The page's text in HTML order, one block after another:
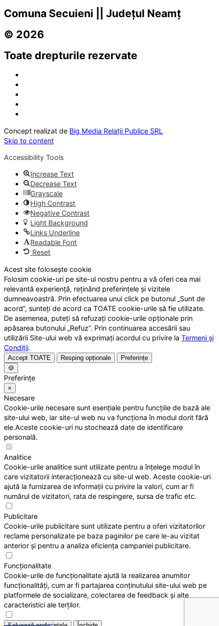
Comuna Secuieni || Județul Neamț
© 2026
Toate drepturile rezervate
Concept realizat de Big Media Relații Publice SRL
Skip to content
Accessibility Tools
Increase Text
Decrease Text
Grayscale
High Contrast
Negative Contrast
Light Background
Links Underline
Readable Font
Reset
Acest site folosește cookie
Folosim cookie-uri pe site-ul nostru pentru a vă oferi cea mai
relevantă experiență, reținând preferințele și vizitele
dumneavoastră. Prin efectuarea unui click pe butonul „Sunt de
acord”, sunteți de acord ca TOATE cookie-urile să fie utilizate.
De asemenea, puteți să refuzați cookie-urile opționale prin
apăsarea butonului „Refuz”. Prin continuarea accesării sau
utilizării Site-ului web vă exprimați acordul cu privire la Termeni și
Condiții.
Accept TOATE Resping opționale
Preferințe
🍪
Preferințe
×
Necesare
Cookie-urile necesare sunt esențiale pentru funcțiile de bază ale
site-ului web, iar site-ul web nu va funcționa în modul dorit fără
ele.Aceste cookie-uri nu stochează date de identificare
personală.
Analitice
Cookie-urile analitice sunt utilizate pentru a înțelege modul în
care vizitatorii interacționează cu site-ul web. Aceste cookie-uri
ajută la furnizarea de informații cu privire la valori, cum ar fi
numărul de vizitatori, rata de respingere, sursa de trafic etc.
Publicitare
Cookie-urile publicitare sunt utilizate pentru a oferi vizitatorilor
reclame personalizate pe baza paginilor pe care le-au vizitat
anterior și pentru a analiza eficiența campaniei publicitare.
Funcționalitate
Cookie-urile de funcționalitate ajută la realizarea anumitor
funcționalități, cum ar fi partajarea conținutului site-ului web pe
platformele de socializare, colectarea de feedback și alte
caracteristici ale terților.